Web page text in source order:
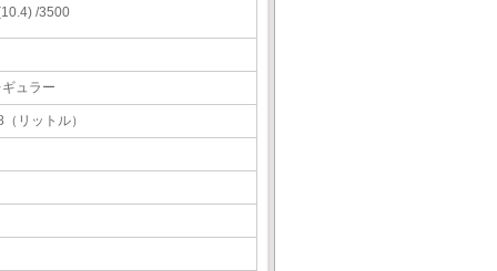
/3500
ュラー
（リットル）